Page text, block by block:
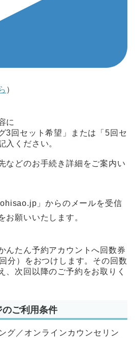
）
に
3回セット希望」
または
「5回セ
入ください。
などのお手続き詳細をご案内い
」からのメールを受信
お願いいたします。
んたん予約アカウントへ回数券
分）をおつけします。 その回数
、次回以降のご予約をお取りく
ご利用条件
グ／オンラインカウンセリン